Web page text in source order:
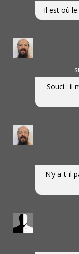
Il est où le
Souci : il
N’y a-t-il